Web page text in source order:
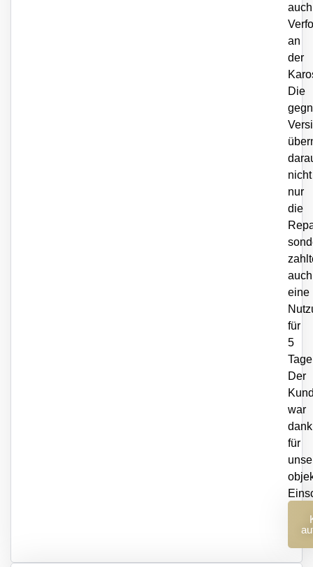
auch
an
der
Die
nicht
nur
die
auch
eine
für
5
Der
war
für